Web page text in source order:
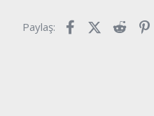
Paylaş: FacebookX (Twitter)
Reddit